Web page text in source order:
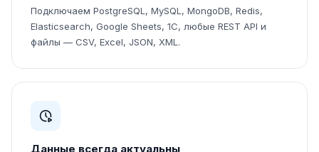
Подключаем PostgreSQL, MySQL, MongoDB, Redis,
Elasticsearch, Google Sheets, 1С, любые REST API и
файлы — CSV, Excel, JSON, XML.
Данные всегда актуальны